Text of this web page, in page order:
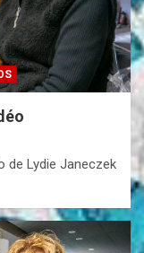
de Lydie Janeczek